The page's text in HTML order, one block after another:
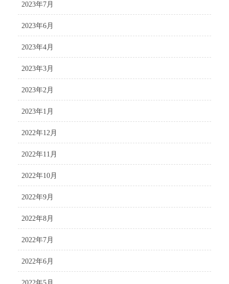
2023年7月
2023年6月
2023年4月
2023年3月
2023年2月
2023年1月
2022年12月
2022年11月
2022年10月
2022年9月
2022年8月
2022年7月
2022年6月